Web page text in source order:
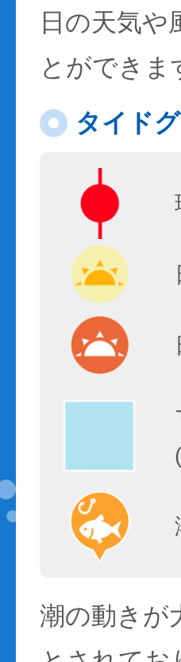
日の天気や
とができま
タイド
潮の動きが